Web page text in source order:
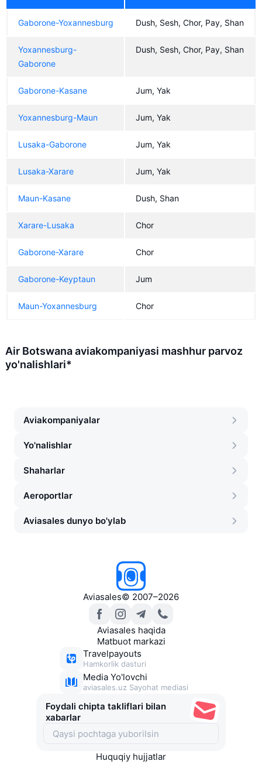
Gaborone-Yoxannesburg Dush, Sesh, Chor, Pay, Shan
Yoxannesburg-
Gaborone
Dush, Sesh, Chor, Pay, Shan
Gaborone-Kasane Jum, Yak
Yoxannesburg-Maun Jum, Yak
Lusaka-Gaborone Jum, Yak
Lusaka-Xarare Jum, Yak
Maun-Kasane Dush, Shan
Xarare-Lusaka Chor
Gaborone-Xarare Chor
Gaborone-Keyptaun Jum
Maun-Yoxannesburg Chor
Air Botswana aviakompaniyasi mashhur parvoz
yo'nalishlari*
Aviakompaniyalar
Yo'nalishlar
Shaharlar
Aeroportlar
Aviasales dunyo bo'ylab
Aviasales© 2007–2026
Aviasales haqida
Matbuot markazi
Travelpayouts
Hamkorlik dasturi
Media Yo'lovchi
aviasales.uz Sayohat mediasi
Foydali chipta takliflari bilan
xabarlar
Huquqiy hujjatlar